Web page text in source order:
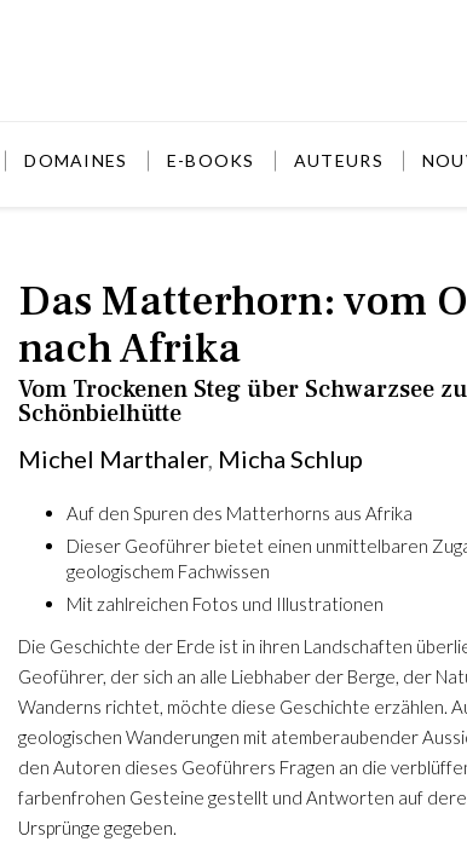
DOMAINES E-BOOKS AUTEURS
Das Matterhorn: vom
nach Afrika
Vom Trockenen Steg über Schwarzsee
Schönbielhütte
Michel Marthaler, Micha Schlup
Auf den Spuren des Matterhorns aus Afrika
Dieser Geoführer bietet einen unmittelbaren
geologischem Fachwissen
Mit zahlreichen Fotos und Illustrationen
Die Geschichte der Erde ist in ihren Landschaften
Geoführer, der sich an alle Liebhaber der Berge, der
Wanderns richtet, möchte diese Geschichte erzählen.
geologischen Wanderungen mit atemberaubender
den Autoren dieses Geoführers Fragen an die
farbenfrohen Gesteine gestellt und Antworten auf
Ursprünge gegeben.